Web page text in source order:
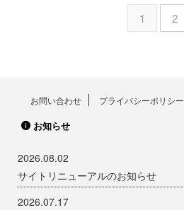
1 2
お問い合わせ プライバシーポリシー
お知らせ
2026.08.02
サイトリニューアルのお知らせ
2026.07.17